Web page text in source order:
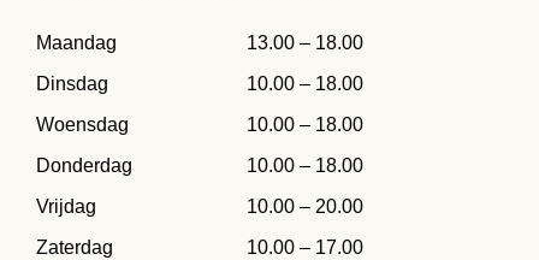
Maandag
13.00 – 18.00
Dinsdag
10.00 – 18.00
Woensdag
10.00 – 18.00
Donderdag
10.00 – 18.00
Vrijdag
10.00 – 20.00
Zaterdag
10.00 – 17.00